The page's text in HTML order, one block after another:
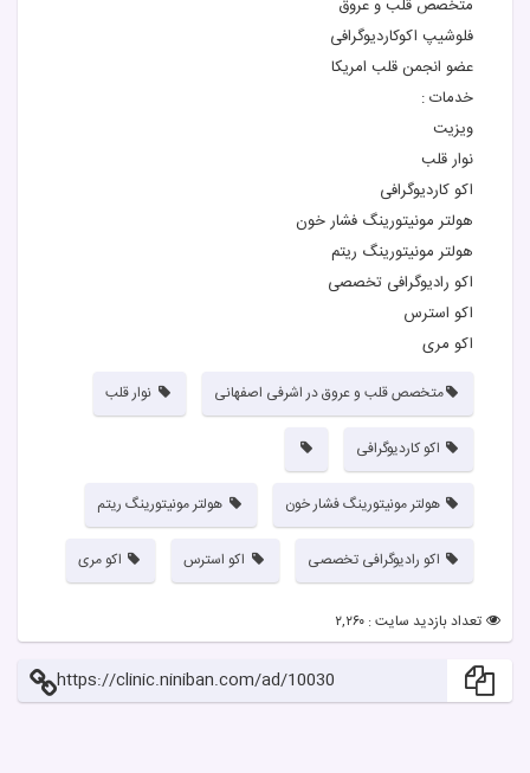
متخصص قلب و عروق
فلوشیپ اکوکاردیوگرافی
عضو انجمن قلب امریکا
خدمات :
ویزیت
نوار قلب
اکو کاردیوگرافی
هولتر مونیتورینگ فشار خون
هولتر مونیتورینگ ریتم
اکو رادیوگرافی تخصصی
اکو استرس
اکو مری
متخصص قلب و عروق در اشرفی اصفهانی نوار قلب
اکو کاردیوگرافی
هولتر مونیتورینگ فشار خون هولتر مونیتورینگ ریتم
اکو رادیوگرافی تخصصی اکو استرس اکو مری
تعداد بازدید سایت : ۲,۲۶۰
https://clinic.niniban.com/ad/10030